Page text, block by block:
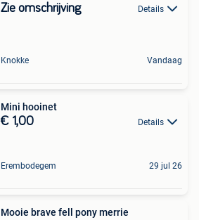
Zie omschrijving Details
Knokke Vandaag
Mini hooinet
€ 1,00 Details
Erembodegem 29 jul 26
Mooie brave fell pony merrie